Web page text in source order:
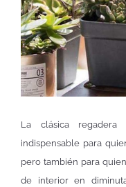
La clásica
indispensable para
pero también para
de interior en